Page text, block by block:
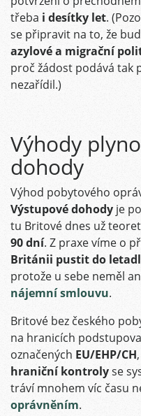
třeba i desítky let.
se připravit na to, že
azylové a migrační
proč žádost podává tak
nezařídil.)
Výhody
dohody
Výhod pobytového
Výstupové dohody je
tu Britové dnes už
90 dní. Z praxe víme o
Británii pustit do
protože u sebe neměl
nájemní smlouvu.
Britové bez českého
na hranicích
označených EU/EHP/CH
hraniční kontrolyse
tráví mnohem víc času
oprávněním.